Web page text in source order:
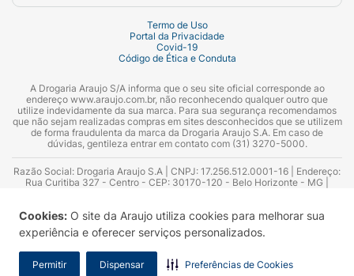
Cookies: O site da Araujo utiliza cookies para melhorar sua
experiência e oferecer serviços personalizados.
Permitir Dispensar Preferências de Cookies
Termo de Uso
Portal da Privacidade
Covid-19
Código de Ética e Conduta
A Drogaria Araujo S/A informa que o seu site oficial corresponde ao
endereço www.araujo.com.br, não reconhecendo qualquer outro que
utilize indevidamente da sua marca. Para sua segurança recomendamos
que não sejam realizadas compras em sites desconhecidos que se utilizem
de forma fraudulenta da marca da Drogaria Araujo S.A. Em caso de
dúvidas, gentileza entrar em contato com (31) 3270-5000.
Razão Social: Drogaria Araujo S.A | CNPJ: 17.256.512.0001-16 | Endereço:
Rua Curitiba 327 - Centro - CEP: 30170-120 - Belo Horizonte - MG |
Azevedo Guimarães – CRF 10.965 | Yasmin Silva Alvarenga – CRF 52.584 -
Consultor substituto: Thiago Aguiar Pinheiro - CRF Nº 13.748. Alvará
Sanitário: 2025020713 | Autorização de Funcionamento da Empresa (AFE):